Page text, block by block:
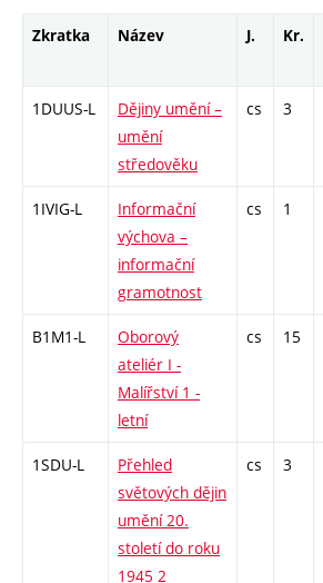
Zkratka Název J. Kr.
1DUUS-L
Dějiny umění –
umění
středověku
cs 3
1IVIG-L
Informační
výchova –
informační
gramotnost
cs 1
B1M1-L
Oborový
ateliér I -
Malířství 1 -
letní
cs 15
1SDU-L
Přehled
světových dějin
umění 20.
století do roku
1945 2
cs 3